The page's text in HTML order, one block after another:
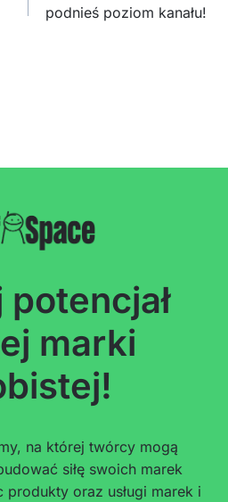
podnieś poziom kanału!
marki
na której twórcy mogą
siłę swoich marek
oraz usługi marek i